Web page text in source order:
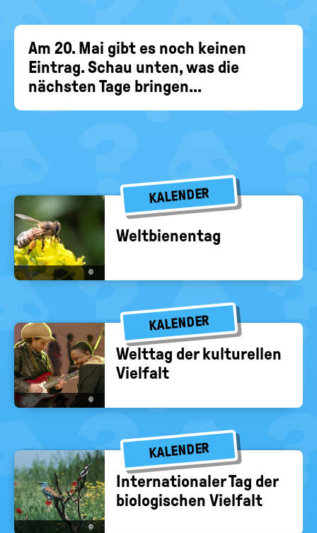
Bildung
/
Am 20. Mai gibt es noch keinen
Eintrag. Schau unten, was die
nächsten Tage bringen...
KALENDER
©
Welt­bie­nen­tag
KALENDER
©
Welt­tag der kul­tu­rel­len
Viel­falt
KALENDER
©
In­ter­na­tio­na­ler Tag der
bio­lo­gi­schen Viel­falt